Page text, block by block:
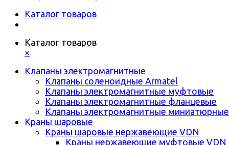
Каталог товаров
Каталог товаров
×
Клапаны электромагнитные
Клапаны соленоидные Armatel
Клапаны электромагнитные муфтовые
Клапаны электромагнитные фланцевые
Клапаны электромагнитные миниатюрные
Краны шаровые
Краны шаровые нержавеющие VDN
Краны нержавеющие муфтовые VDN